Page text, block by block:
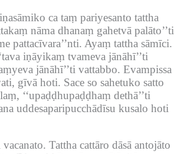
ca taṃ pariyesanto tattha
nāma dhanaṃ gahetvā palāto’’ti
pattacīvara’’nti. Ayaṃ tattha sāmīci.
iṇāyikaṃ tvameva jānāhī’’ti
jānāhī’’ti vattabbo. Evampissa
gīvā hoti. Sace so sahetuko satto
‘‘upaḍḍhupaḍḍhaṃ dethā’’ti
uddesaparipucchādīsu kusalo hoti
Tattha cattāro dāsā antojāto